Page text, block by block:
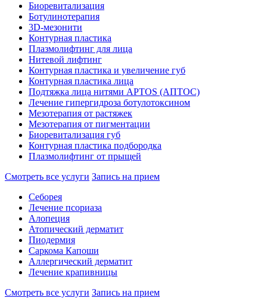
Биоревитализация
Ботулинотерапия
3D-мезонити
Контурная пластика
Плазмолифтинг для лица
Нитевой лифтинг
Контурная пластика и увеличение губ
Контурная пластика лица
Подтяжка лица нитями APTOS (АПТОС)
Лечение гипергидроза ботулотоксином
Мезотерапия от растяжек
Мезотерапия от пигментации
Биоревитализация губ
Контурная пластика подбородка
Плазмолифтинг от прыщей
Смотреть все услуги Запись на прием
Себорея
Лечение псориаза
Алопеция
Атопический дерматит
Пиодермия
Саркома Капоши
Аллергический дерматит
Лечение крапивницы
Смотреть все услуги Запись на прием